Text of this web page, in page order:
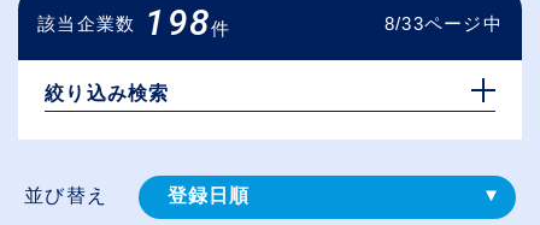
該当企業数 198件 8/33ページ中
絞り込み検索
並び替え 登録⽇順